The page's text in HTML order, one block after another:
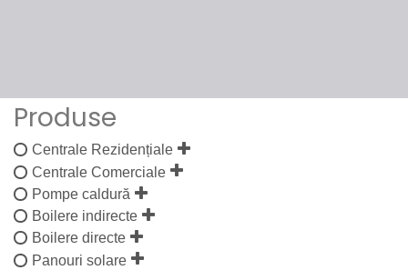
Produse
Centrale Rezidențiale
Centrale Comerciale
Pompe caldură
Boilere indirecte
Boilere directe
Panouri solare